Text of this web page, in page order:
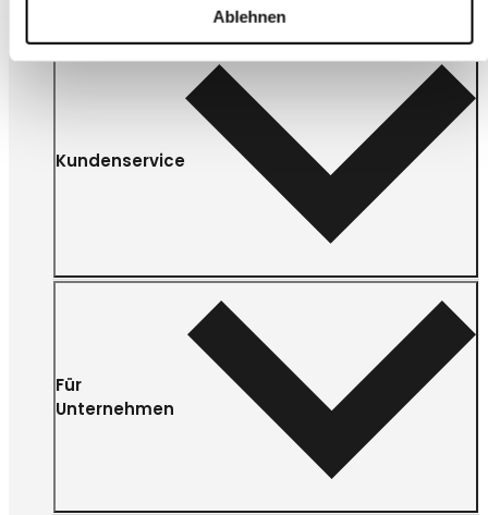
Ablehnen
Kundenservice
Für
Unternehmen